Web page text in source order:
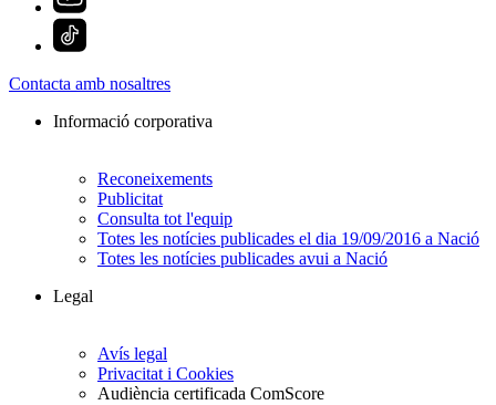
Contacta amb nosaltres
Informació corporativa
Reconeixements
Publicitat
Consulta tot l'equip
Totes les notícies publicades el dia 19/09/2016 a Nació
Totes les notícies publicades avui a Nació
Legal
Avís legal
Privacitat i Cookies
Audiència certificada ComScore